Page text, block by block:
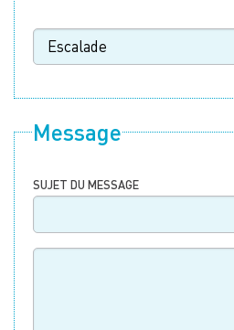
Message
SUJET DU MESSAGE